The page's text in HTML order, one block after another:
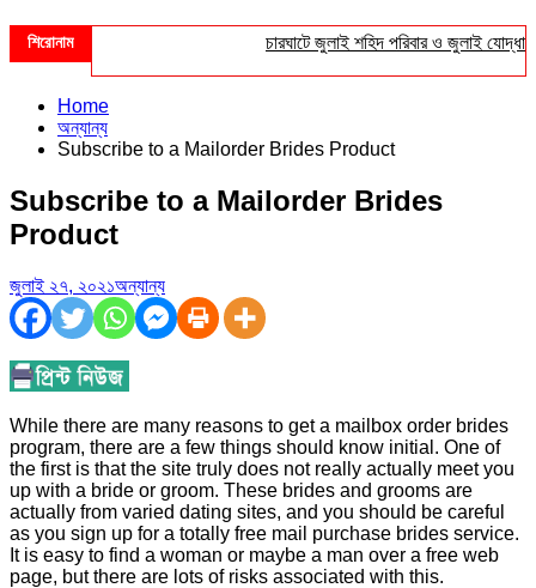
শিরোনাম চারঘাটে জুলাই শহিদ পরিবার ও জুলাই যোদ্ধাদের
Home
অন্যান্য
Subscribe to a Mailorder Brides Product
Subscribe to a Mailorder Brides
Product
জুলাই ২৭, ২০২১অন্যান্য
While there are many reasons to get a mailbox order brides
program, there are a few things should know initial. One of
the first is that the site truly does not really actually meet you
up with a bride or groom. These brides and grooms are
actually from varied dating sites, and you should be careful
as you sign up for a totally free mail purchase brides service.
It is easy to find a woman or maybe a man over a free web
page, but there are lots of risks associated with this.